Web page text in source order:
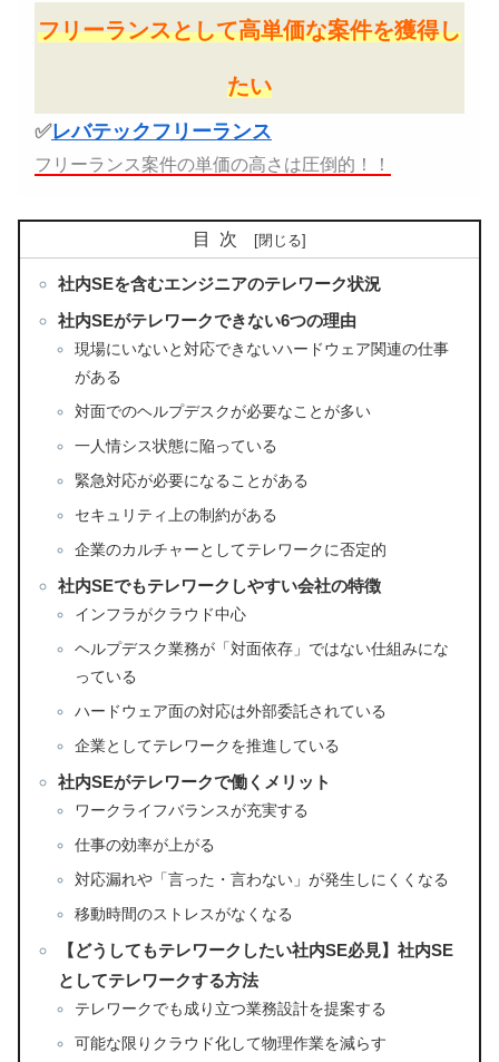
フリーランスとして高単価な案件を獲得し
たい
✅レバテックフリーランス
フリーランス案件の単価の高さは圧倒的！！
目次
社内SEを含むエンジニアのテレワーク状況
社内SEがテレワークできない6つの理由
現場にいないと対応できないハードウェア関連の仕事
がある
対面でのヘルプデスクが必要なことが多い
一人情シス状態に陥っている
緊急対応が必要になることがある
セキュリティ上の制約がある
企業のカルチャーとしてテレワークに否定的
社内SEでもテレワークしやすい会社の特徴
インフラがクラウド中心
ヘルプデスク業務が「対面依存」ではない仕組みにな
っている
ハードウェア面の対応は外部委託されている
企業としてテレワークを推進している
社内SEがテレワークで働くメリット
ワークライフバランスが充実する
仕事の効率が上がる
対応漏れや「言った・言わない」が発生しにくくなる
移動時間のストレスがなくなる
【どうしてもテレワークしたい社内SE必見】社内SE
としてテレワークする方法
テレワークでも成り立つ業務設計を提案する
可能な限りクラウド化して物理作業を減らす